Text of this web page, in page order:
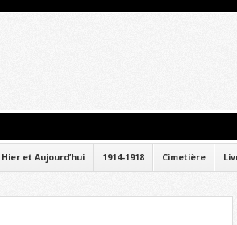
Hier et Aujourd’hui 1914-1918 Cimetière